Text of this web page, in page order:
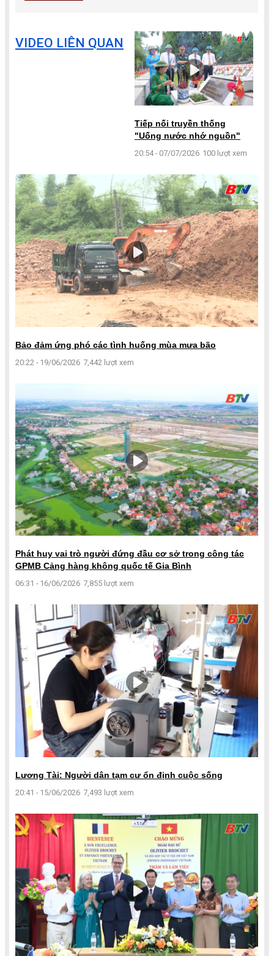
VIDEO LIÊN QUAN
Tiếp nối truyền thống
"Uống nước nhớ nguồn"
20:54 - 07/07/2026 100 lượt xem
Bảo đảm ứng phó các tình huống mùa mưa bão
20:22 - 19/06/2026 7,442 lượt xem
Phát huy vai trò người đứng đầu cơ sở trong công tác
GPMB Cảng hàng không quốc tế Gia Bình
06:31 - 16/06/2026 7,855 lượt xem
Lương Tài: Người dân tạm cư ổn định cuộc sống
20:41 - 15/06/2026 7,493 lượt xem